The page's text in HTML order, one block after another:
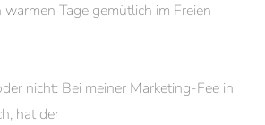
warmen Tage gemütlich im Freien
nicht: Bei meiner Marketing-Fee in
hat der